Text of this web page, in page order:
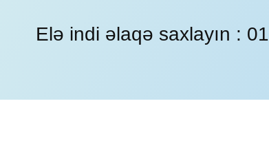
Elə indi əlaqə saxlayın :